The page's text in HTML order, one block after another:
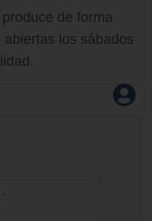
de forma
los sábados